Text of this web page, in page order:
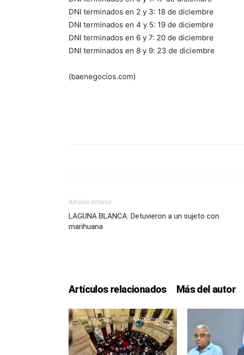
DNI terminados en 2 y 3: 18 de diciembre
DNI terminados en 4 y 5: 19 de diciembre
DNI terminados en 6 y 7: 20 de diciembre
DNI terminados en 8 y 9: 23 de diciembre
(baenegocios.com)
Artículo anterior
LAGUNA BLANCA: Detuvieron a un sujeto con
marihuana
Artículos relacionados Más del autor